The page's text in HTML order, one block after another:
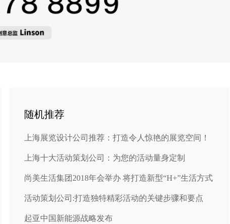
随机推荐
上海展览设计公司推荐：打造令人惊艳的展览空间！
上海十大活动策划公司：为您的活动量身定制
尚美生活集团2018年会举办 将打造新型“H+”生活方式
活动策划公司:打造独特精彩活动的关键步骤和要点
起亚中国新能源战略发布